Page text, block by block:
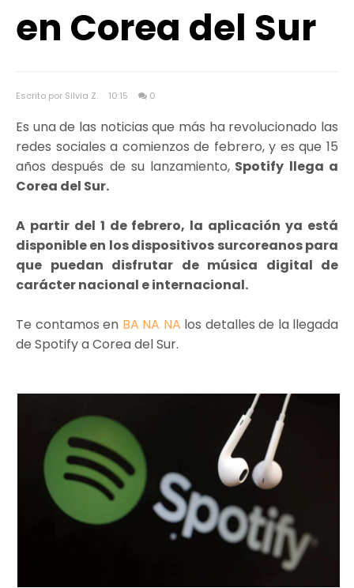
en Corea del Sur
Escrito por Silvia Z. 10:15 0
Es una de las noticias que más ha revolucionado las
redes sociales a comienzos de febrero, y es que 15
años después de su lanzamiento, Spotify llega a
Corea del Sur.
A partir del 1 de febrero, la aplicación ya está
disponible en los dispositivos surcoreanos para
que puedan disfrutar de música digital de
carácter nacional e internacional.
Te contamos en BA NA NA los detalles de la llegada
de Spotify a Corea del Sur.